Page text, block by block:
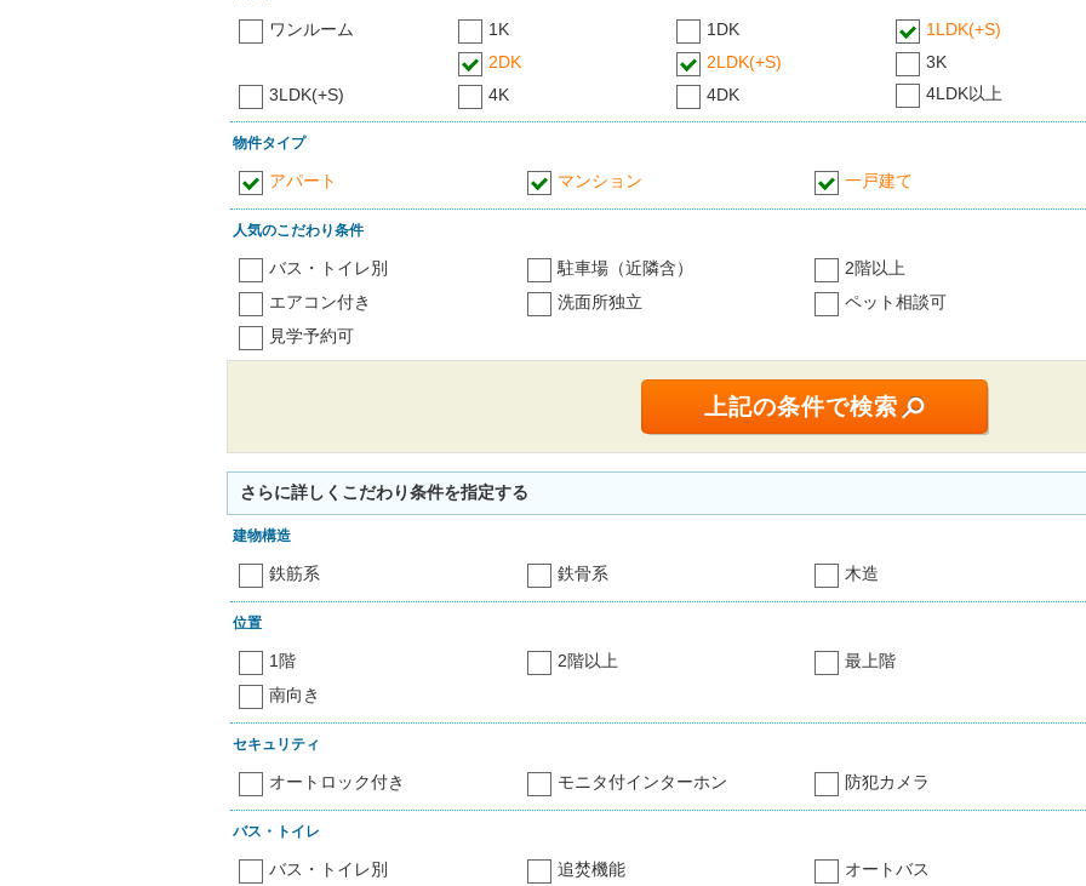
ワンルーム 1K 1DK 1LDK(+S)
2DK
2LDK(+S) 3K
3LDK(+S)
4K 4DK 4LDK以上
物件タイプ
アパート マンション 一戸建て
人気のこだわり条件
バス・トイレ別 駐車場（近隣含） 2階以上
エアコン付き
洗面所独立 ペット相談可
見学予約可
さらに詳しくこだわり条件を指定する
建物構造
鉄筋系 鉄骨系 木造
位置
1階 2階以上 最上階
南向き
セキュリティ
オートロック付き モニタ付インターホン 防犯カメラ
バス・トイレ
バス・トイレ別 追焚機能 オートバス